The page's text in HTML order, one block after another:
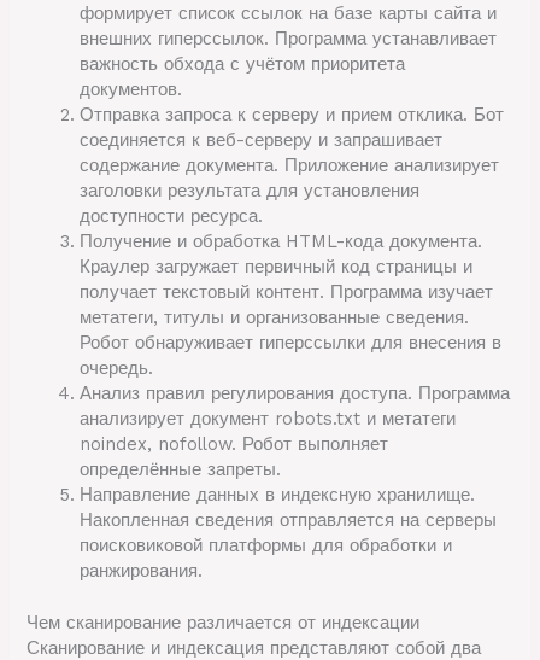
формирует список ссылок на базе карты сайта и
внешних гиперссылок. Программа устанавливает
важность обхода с учётом приоритета
документов.
Отправка запроса к серверу и прием отклика. Бот
соединяется к веб-серверу и запрашивает
содержание документа. Приложение анализирует
заголовки результата для установления
доступности ресурса.
Получение и обработка HTML-кода документа.
Краулер загружает первичный код страницы и
получает текстовый контент. Программа изучает
метатеги, титулы и организованные сведения.
Робот обнаруживает гиперссылки для внесения в
очередь.
Анализ правил регулирования доступа. Программа
анализирует документ robots.txt и метатеги
noindex, nofollow. Робот выполняет
определённые запреты.
Направление данных в индексную хранилище.
Накопленная сведения отправляется на серверы
поисковиковой платформы для обработки и
ранжирования.
Чем сканирование различается от индексации
Сканирование и индексация представляют собой два